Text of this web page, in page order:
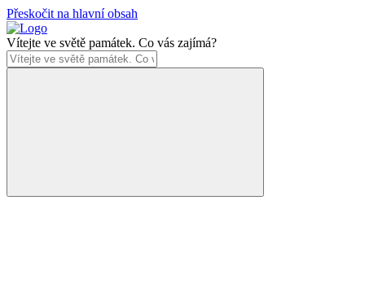
Přeskočit na hlavní obsah
Vítejte ve světě památek. Co vás zajímá?